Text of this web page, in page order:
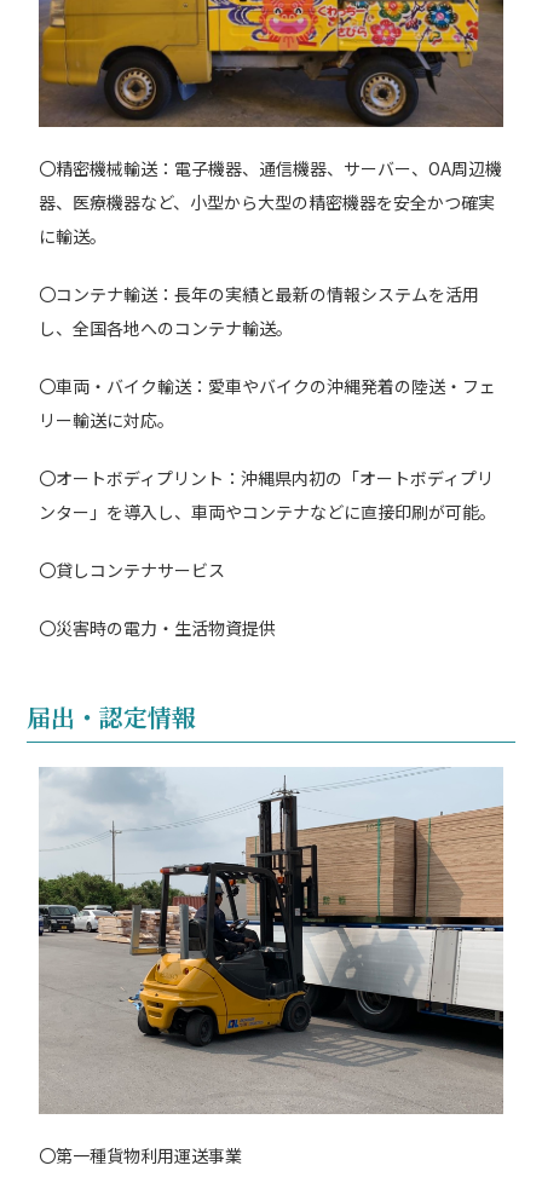
〇精密機械輸送：電子機器、通信機器、サーバー、OA周辺機
器、医療機器など、小型から大型の精密機器を安全かつ確実
に輸送。
〇コンテナ輸送：長年の実績と最新の情報システムを活用
し、全国各地へのコンテナ輸送。
〇車両・バイク輸送：愛車やバイクの沖縄発着の陸送・フェ
リー輸送に対応。
〇オートボディプリント：沖縄県内初の「オートボディプリ
ンター」を導入し、車両やコンテナなどに直接印刷が可能。
〇貸しコンテナサービス
〇災害時の電力・生活物資提供
届出・認定情報
〇第一種貨物利用運送事業